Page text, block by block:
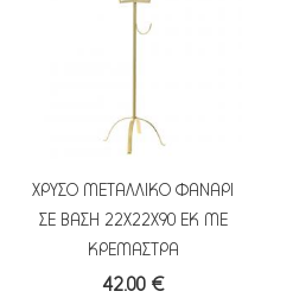
ΧΡΥΣΟ ΜΕΤΑΛΛΙΚΟ ΦΑΝΑΡΙ
ΣΕ ΒΑΣΗ 22Χ22Χ90 ΕΚ ΜΕ
ΚΡΕΜΑΣΤΡΑ
42.00 €